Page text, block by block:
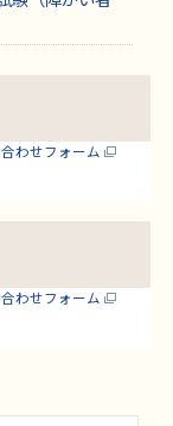
わせフォーム
わせフォーム